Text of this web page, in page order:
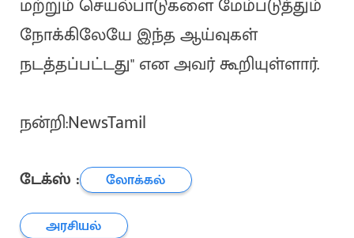
மற்றும் செயல்பாடுகளை மேம்படுத்தும்
நோக்கிலேயே இந்த ஆய்வுகள்
நடத்தப்பட்டது" என அவர் கூறியுள்ளார்.
நன்றி:NewsTamil
டேக்ஸ் :
லோக்கல்
அரசியல்